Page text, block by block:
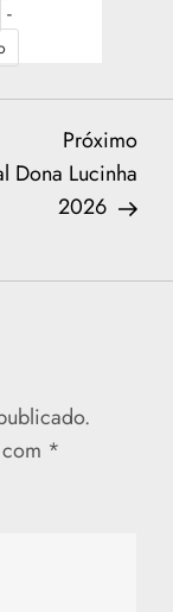
-
Próximo
Dona Lucinha
2026
*